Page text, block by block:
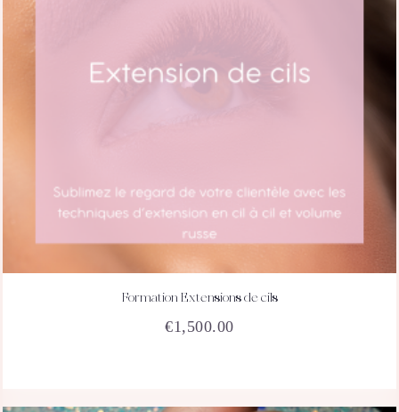
Formation Extensions de cils
€1,500.00